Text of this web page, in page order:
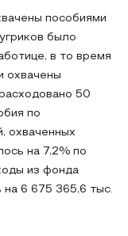
пособиями
было
в то время
охвачены
50
по
охваченных
на 7,2% по
из фонда
на 6 675 365,6 тыс.